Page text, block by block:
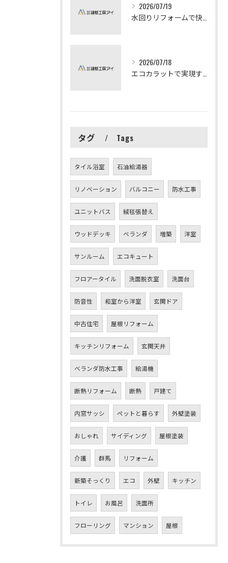
2026/07/19
2026/07/18
タグ Tags
タイル浴室 石油給湯器
リノベーション バルコニー 防水工事
ユニットバス 絨毯張替え
ウッドデッキ ベランダ 増築 洋室
サンルーム エコキュート
フロアータイル 洗面脱衣室 洗面台
防音性 和室から洋室 玄関ドア
中古住宅 屋根リフォーム
キッチンリフォーム 玄関天井
ベランダ防水工事 給湯機
断熱リフォーム 断熱 戸建て
内窓サッシ ペットと暮らす 外壁塗装
おしゃれ サイディング 屋根塗装
介護 群馬 リフォーム
新築そっくり エコ 外壁 キッチン
トイレ お風呂 洗面所
フローリング マンション 屋根